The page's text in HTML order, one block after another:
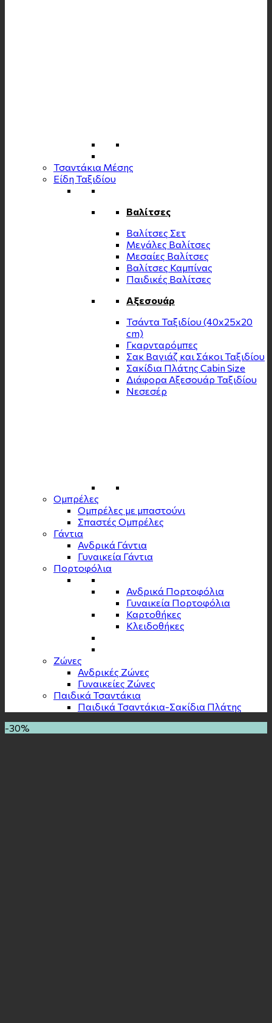
Τσαντάκια Μέσης
Είδη Ταξιδίου
Βαλίτσες
Βαλίτσες Σετ
Μεγάλες Βαλίτσες
Μεσαίες Βαλίτσες
Βαλίτσες Καμπίνας
Παιδικές Βαλίτσες
Αξεσουάρ
Τσάντα Ταξιδίου (40x25x20
cm)
Γκαρνταρόμπες
Σακ Βαγιάζ και Σάκοι Ταξιδίου
Σακίδια Πλάτης Cabin Size
Διάφορα Αξεσουάρ Ταξιδίου
Νεσεσέρ
Ομπρέλες
Ομπρέλες με μπαστούνι
Σπαστές Ομπρέλες
Γάντια
Ανδρικά Γάντια
Γυναικεία Γάντια
Πορτοφόλια
Ανδρικά Πορτοφόλια
Γυναικεία Πορτοφόλια
Καρτοθήκες
Κλειδοθήκες
Zώνες
Ανδρικές Ζώνες
Γυναικείες Ζώνες
Παιδικά Τσαντάκια
Παιδικά Τσαντάκια-Σακίδια Πλάτης
-30%